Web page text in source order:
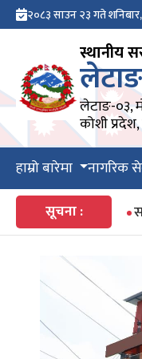
२०८३ साउन २३ गते
स्थानीय
लेटाङ-०३,
कोशी
हाम्रो बारेमा नागरिक
सूचना :